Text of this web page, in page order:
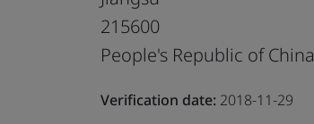
215600
People's Republic of China
Verification date: 2018-11-29